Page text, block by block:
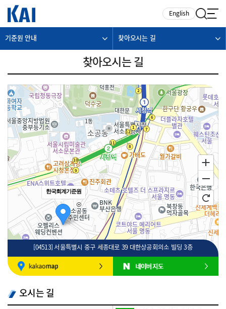
English
기준원 안내 찾아오시는 길
찾아오시는 길
한국회계기준원
100m
[04513] 서울특별시 중구 세종대로 39 대한상공회의소 빌딩 3층
오시는 길